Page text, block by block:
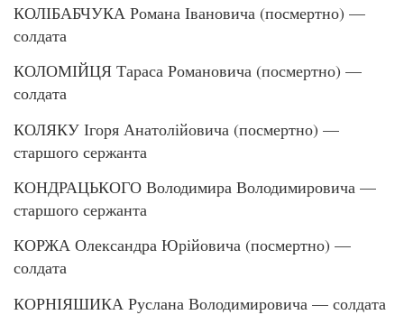
КОЛІБАБЧУКА Романа Івановича (посмертно) —
солдата
КОЛОМІЙЦЯ Тараса Романовича (посмертно) —
солдата
КОЛЯКУ Ігоря Анатолійовича (посмертно) —
старшого сержанта
КОНДРАЦЬКОГО Володимира Володимировича —
старшого сержанта
КОРЖА Олександра Юрійовича (посмертно) —
солдата
КОРНІЯШИКА Руслана Володимировича — солдата